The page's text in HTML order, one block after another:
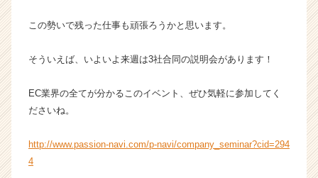
e
r）
この勢いで残った仕事も頑張ろうかと思います。
そういえば、いよいよ来週は3社合同の説明会があります！
EC業界の全てが分かるこのイベント、ぜひ気軽に参加してく
ださいね。
http://www.passion-navi.com/p-navi/company_seminar?cid=294
4